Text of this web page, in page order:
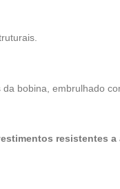
bobina, embrulhado
resistentes a